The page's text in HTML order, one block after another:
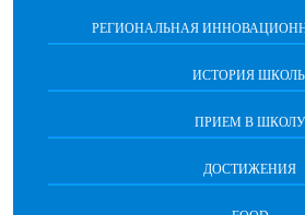
РЕГИОНАЛЬНАЯ
ИСТОРИЯ
ПРИЕМ В ШКОЛУ
ДОСТИЖЕНИЯ